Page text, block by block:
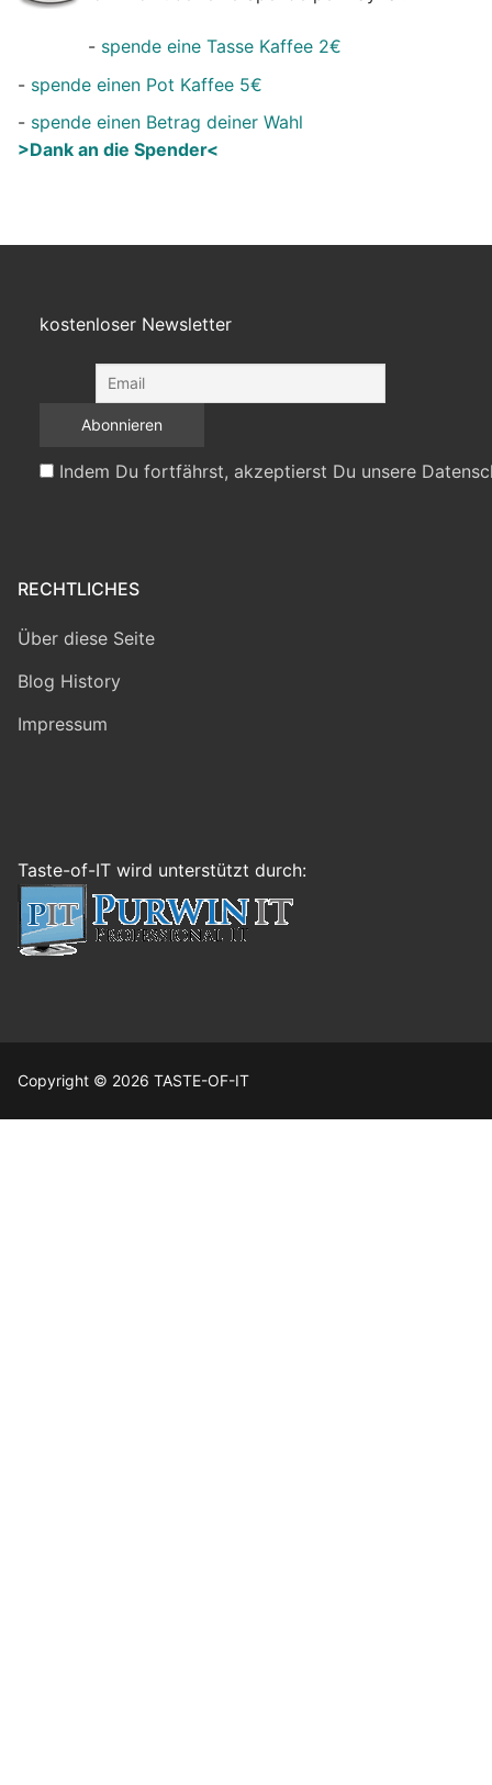
- spende eine Tasse Kaffee 2€
- spende einen Pot Kaffee 5€
- spende einen Betrag deiner Wahl
>Dank an die Spender<
kostenloser Newsletter
Indem Du fortfährst, akzeptierst Du unsere
RECHTLICHES
Über diese Seite
Blog History
Impressum
Taste-of-IT wird unterstützt durch:
Copyright © 2026 TASTE-OF-IT